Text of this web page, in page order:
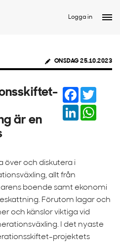
Logga in
ONSDAG 25.10.2023
är en
Facebook
LinkedIn
över och diskutera i
allt från
boende samt ekonomi
Förutom lagar och
och känslor viktiga vid
I det nyaste
projektets